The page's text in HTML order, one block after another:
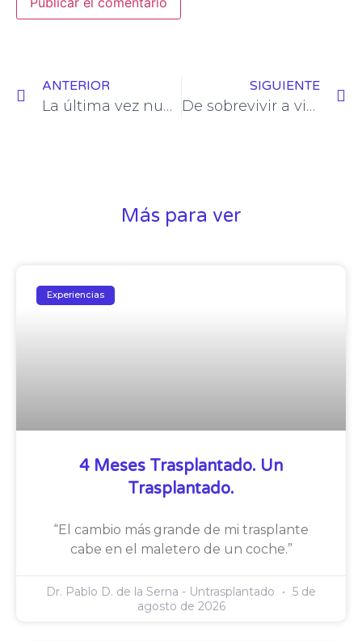
ANTERIOR
La última vez nunca avisa. Un trasplantado.
SIGUIENTE
De sobrevivir a vivir. Un trasplantado.
Más para ver
Experiencias
4 Meses Trasplantado. Un
Trasplantado.
“El cambio más grande de mi trasplante
cabe en el maletero de un coche.”
Dr. Pablo D. de la Serna - Untrasplantado
5 de
agosto de 2026